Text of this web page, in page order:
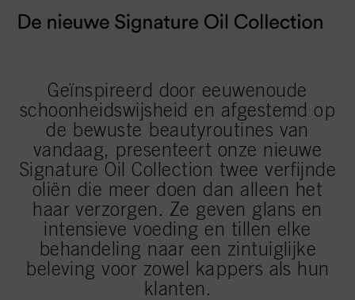
Geïnspireerd door eeuwenoude
schoonheidswijsheid en afgestemd op
de bewuste beautyroutines van
vandaag, presenteert onze nieuwe
Signature Oil Collection twee verfijnde
oliën die meer doen dan alleen het
haar verzorgen. Ze geven glans en
intensieve voeding en tillen elke
behandeling naar een zintuiglijke
beleving voor zowel kappers als hun
klanten.